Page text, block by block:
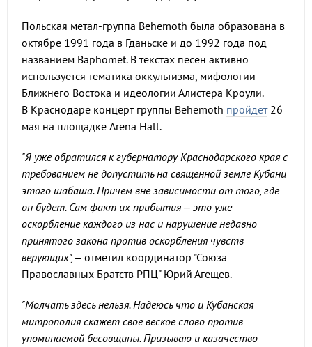
Польская метал-группа Behemoth была образована в
октябре 1991 года в Гданьске и до 1992 года под
названием Baphomet. В текстах песен активно
используется тематика оккультизма, мифологии
Ближнего Востока и идеологии Алистера Кроули.
В Краснодаре концерт группы Behemoth пройдет26
мая на площадке Arena Hall.
"Я уже обратился к губернатору Краснодарского края с
требованием не допустить на священной земле Кубани
этого шабаша. Причем вне зависимости от того, где
он будет. Сам факт их прибытия – это уже
оскорбление каждого из нас и нарушение недавно
принятого закона против оскорбления чувств
верующих", – отметил координатор "Союза
Православных Братств РПЦ" Юрий Агещев.
"Молчать здесь нельзя. Надеюсь что и Кубанская
митрополия скажет свое веское слово против
упоминаемой бесовщины. Призываю и казачество